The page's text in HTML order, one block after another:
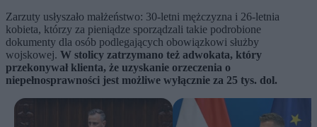
Zarzuty usłyszało małżeństwo: 30-letni mężczyzna i 26-letnia
kobieta, którzy za pieniądze sporządzali takie podrobione
dokumenty dla osób podlegających obowiązkowi służby
wojskowej. W stolicy zatrzymano też adwokata, który
przekonywał klienta, że uzyskanie orzeczenia o
niepełnosprawności jest możliwe wyłącznie za 25 tys. dol.